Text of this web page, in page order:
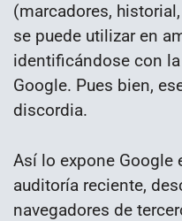
(marcadores,
se puede utilizar en
identificándose con
Google. Pues bien,
discordia.
Así lo expone Google
auditoría reciente,
navegadores de